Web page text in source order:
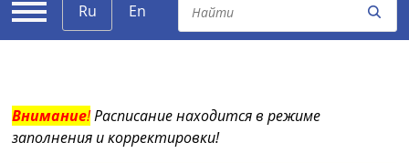
Ru
En
Внимание!Расписание находится в режиме
заполнения и корректировки!